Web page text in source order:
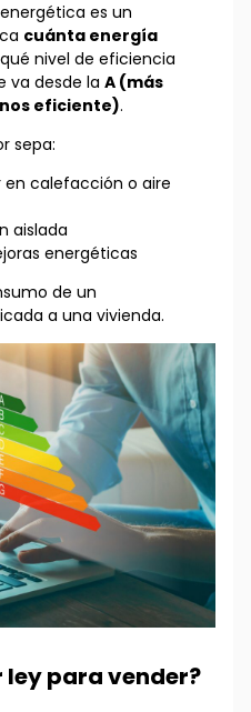
es un
cuánta energía
nivel de eficiencia
va desde la A (más
eficiente).
sepa:
calefacción o aire
aislada
energéticas
de un
a una vivienda.
ley para vender?